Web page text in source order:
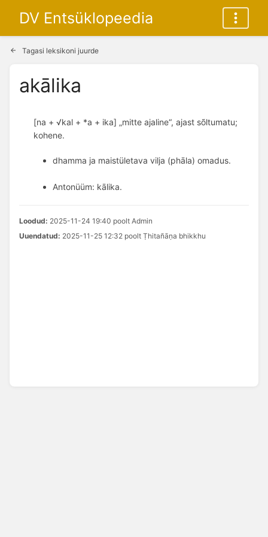
DV Entsüklopeedia
Tagasi leksikoni juurde
akālika
[na + √kal + *a + ika] „mitte ajaline“, ajast sõltumatu;
kohene.
Antonüüm: kālika.
Loodud: 2025-11-24 19:40 poolt Admin
Uuendatud: 2025-11-25 12:32 poolt Ṭhitañāṇa bhikkhu